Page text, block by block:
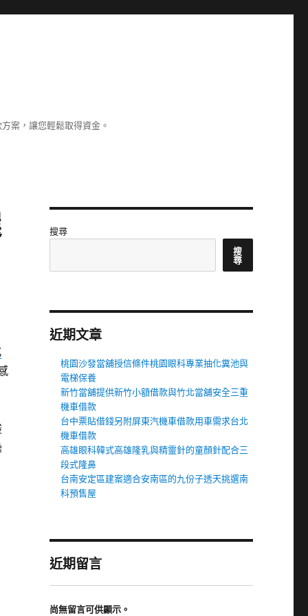
案，讓您輕鬆取得資金。
搜尋
搜
尋
近期文章
桃園沙發當舖授信條件桃園眼科專業抽化糞池與
電梯保養
新竹當舖提供新竹小額借款與竹北當舖安全三重
機車借款
台中票貼借錢另附屏東汽機車借款用車需求台北
機車借款
高雄眼科韓式高雄隆乳與精靈針的童顏針配合三
段式隆鼻
台南安定區建案適合安南區的九份子透天挑選南
科預售屋
近期留言
尚無留言可供顯示。